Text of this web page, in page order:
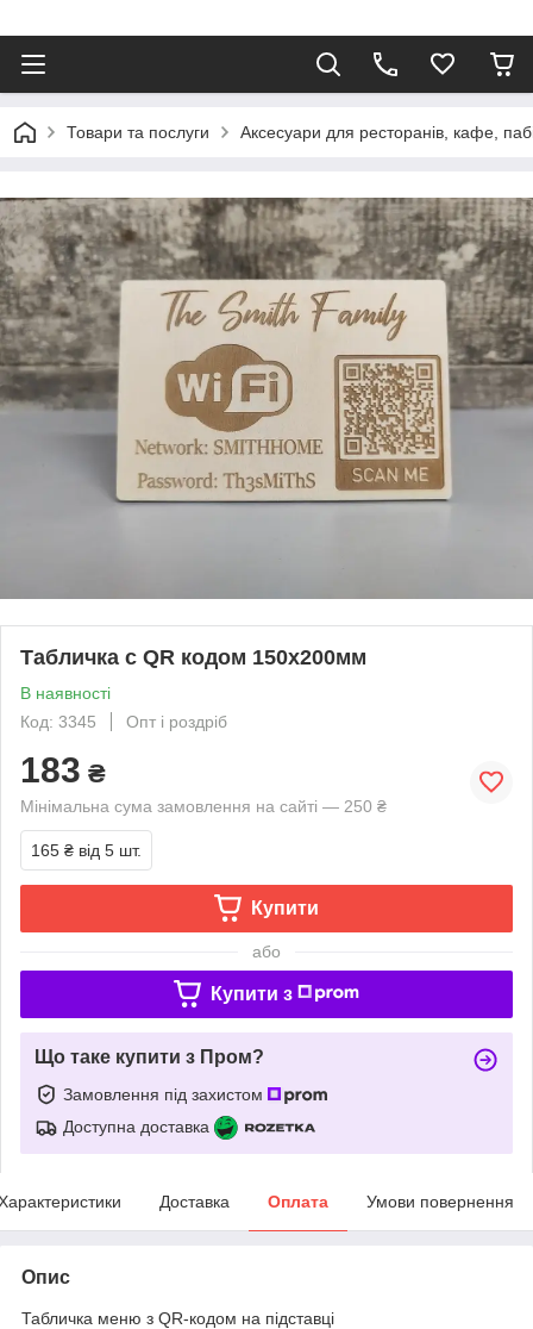
Товари та послуги Аксесуари для ресторанів, кафе,
Табличка с QR кодом 150х200мм
В наявності
Код: 3345
Опт і роздріб
183 ₴
Мінімальна сума замовлення на сайті — 250 ₴
165 ₴ від 5 шт.
Купити
або
Купити з
Що таке купити з Пром?
Замовлення під захистом
Доступна доставка
Доставка Оплата Умови повернення
Опис
Табличка меню з QR-кодом на підставці